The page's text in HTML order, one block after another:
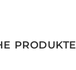
PRODUKTE